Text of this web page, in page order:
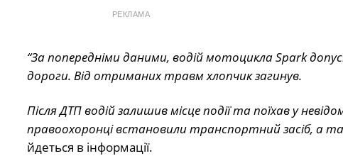
РЕКЛАМА
“За попередніми даними, водій мотоцикла Spark
дороги. Від отриманих травм хлопчик загинув.
Після ДТП водій залишив місце події та поїхав у
правоохоронці встановили транспортний засіб, а
йдеться в інформації.